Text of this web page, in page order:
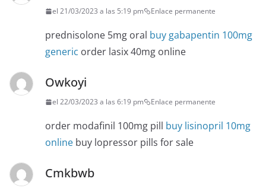
el 21/03/2023 a las 5:19 pm Enlace permanente
prednisolone 5mg oral buy gabapentin 100mg
generic order lasix 40mg online
Owkoyi
el 22/03/2023 a las 6:19 pm Enlace permanente
order modafinil 100mg pill buy lisinopril 10mg
online buy lopressor pills for sale
Cmkbwb